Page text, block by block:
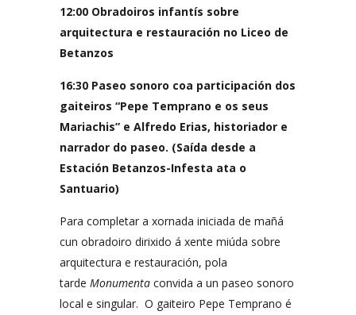
12:00 Obradoiros infantís sobre
arquitectura e restauración no Liceo de
Betanzos
16:30 Paseo sonoro coa participación dos
gaiteiros “Pepe Temprano e os seus
Mariachis” e Alfredo Erias, historiador e
narrador do paseo. (Saída desde a
Estación Betanzos-Infesta ata o
Santuario)
Para completar a xornada iniciada de mañá
cun obradoiro dirixido á xente miúda sobre
arquitectura e restauración, pola
tarde Monumenta convida a un paseo sonoro
local e singular. O gaiteiro Pepe Temprano é